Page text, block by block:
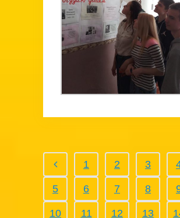
1 2 3
5 6 7 8
10 11 12 13